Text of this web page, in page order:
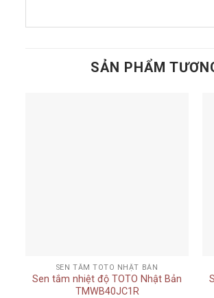
SẢN PHẨM
SEN TẮM TOTO NHẬT BẢN
Sen tắm nhiệt độ TOTO Nhật Bản
TMWB40JC1R